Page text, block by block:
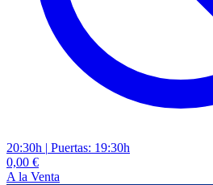
20:30h | Puertas: 19:30h
0,00 €
A la Venta